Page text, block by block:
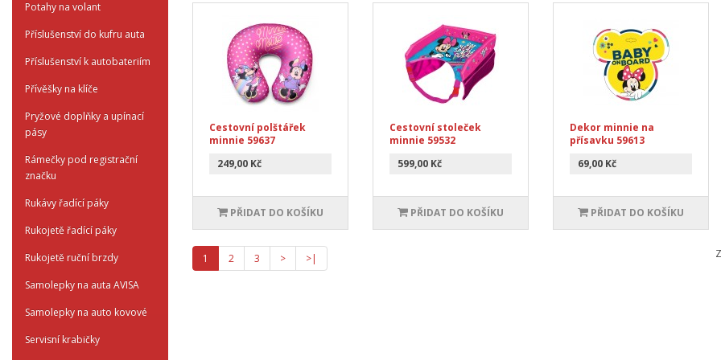
Potahy na volant
Příslušenství do kufru auta
Příslušenství k autobateriím
Přívěšky na klíče
Pryžové doplňky a upínací
pásy
Rámečky pod registrační
značku
Rukávy řadící páky
Rukojetě řadící páky
Rukojetě ruční brzdy
Samolepky na auta AVISA
Samolepky na auto kovové
Servisní krabičky
Cestovní polštářek
minnie 59637
249,00 Kč
PŘIDAT DO KOŠÍKU
Cestovní stoleček
minnie 59532
599,00 Kč
PŘIDAT DO KOŠÍKU
Dekor minnie na
přísavku 59613
69,00 Kč
PŘIDAT DO KOŠÍKU
1 2 3 > >|